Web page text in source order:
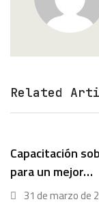
Related
Capacitación
para un mejor…
31 de marzo de